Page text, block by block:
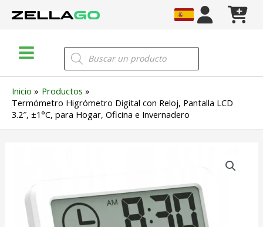
Menu
Búsqueda
de
productos
Inicio
Productos
Termómetro Higrómetro Digital con Reloj, Pantalla LCD
3.2″, ±1°C, para Hogar, Oficina e Invernadero
con
Reloj,
Pantalla